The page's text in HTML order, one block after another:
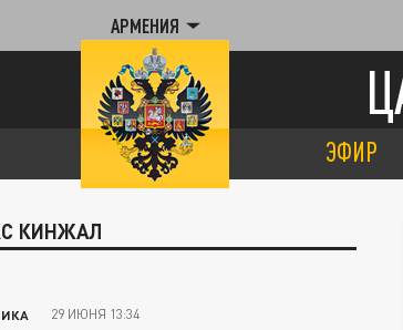
АРМЕНИЯ
ЭФИР
КИНЖАЛ
29 ИЮНЯ 13:34